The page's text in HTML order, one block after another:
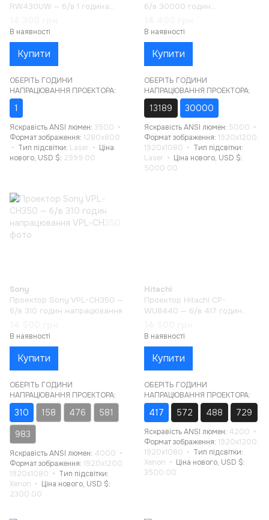
RW430UW — б/в 1 година
В наявності
Купити
ОБЕРІТЬ ГОДИНИ
НАПРАЦЮВАННЯ ПРОЕКТОРА:
1
Яскравість ANSI люмен 3500
Формат зображення 1280x800
Тип підсвітки Laser
Ціна
нового, USD $ 2999.00
б/в 30000 годин
В наявності
Купити
ОБЕРІТЬ ГОДИНИ
НАПРАЦЮВАННЯ ПРОЕКТОРА:
13189 30000
Яскравість ANSI люмен 5000
Формат зображення 1920x1200,
1920x1080
Тип підсвітки
Laser
Ціна нового, USD $
5000.00
Sony
Проектор Sony VPL-CH350 —
б/в 310 годин напрацювання
В наявності
Купити
ОБЕРІТЬ ГОДИНИ
НАПРАЦЮВАННЯ ПРОЕКТОРА:
310 158 476
581
983
Яскравість ANSI люмен 4000
Формат зображення 1920x1200,
1920x1080
Тип підсвітки
Xenon
Ціна нового, USD $
2300.00
Hitachi
Проектор Hitachi CP-
WU8440 — б/в 417 годин
В наявності
Купити
ОБЕРІТЬ ГОДИНИ
НАПРАЦЮВАННЯ ПРОЕКТОРА:
417 572 488 729
Яскравість ANSI люмен 4200
Формат зображення 1920x1200,
1920x1080
Тип підсвітки
Xenon
Ціна нового, USD $
3500.00